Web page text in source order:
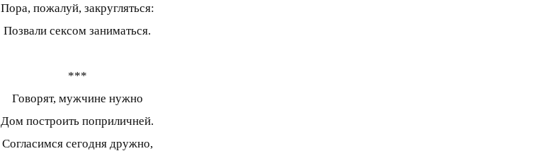
Пора, пожалуй, закругляться:
Позвали сексом заниматься.
***
Говорят, мужчине нужно
Дом построить поприличней.
Согласимся сегодня дружно,